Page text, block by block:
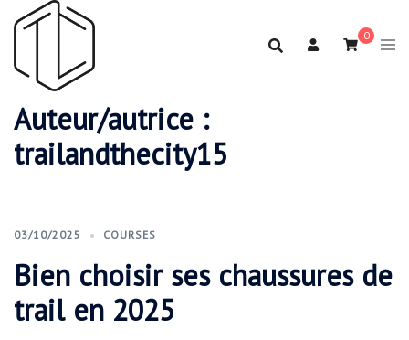
Aller
0
Auteur/autrice :
trailandthecity15
03/10/2025 COURSES
Bien choisir ses chaussures de
trail en 2025